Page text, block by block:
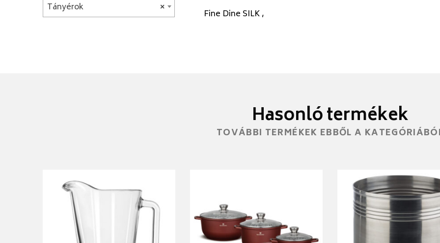
Fine Dine SILK ,
×
Tányérok
Hasonló termékek
TOVÁBBI TERMÉKEK EBBŐL A